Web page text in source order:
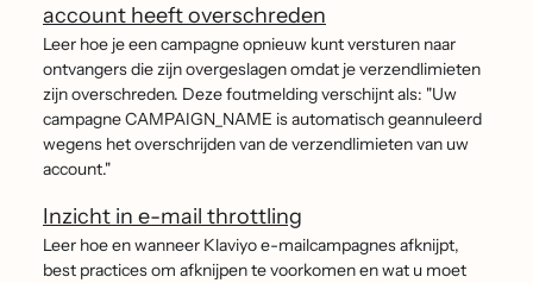
account heeft overschreden
Leer hoe je een campagne opnieuw kunt versturen naar
ontvangers die zijn overgeslagen omdat je verzendlimieten
zijn overschreden. Deze foutmelding verschijnt als: "Uw
campagne CAMPAIGN_NAME is automatisch geannuleerd
wegens het overschrijden van de verzendlimieten van uw
account."
Inzicht in e-mail throttling
Leer hoe en wanneer Klaviyo e-mailcampagnes afknijpt,
best practices om afknijpen te voorkomen en wat u moet